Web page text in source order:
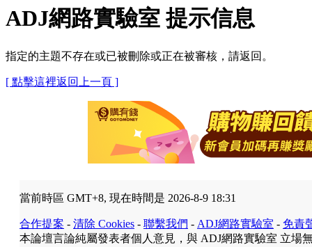
ADJ網路實驗室 提示信息
指定的主題不存在或已被刪除或正在被審核，請返回。
[ 點擊這裡返回上一頁 ]
當前時區 GMT+8, 現在時間是 2026-8-9 18:31
合作提案 - 清除 Cookies - 聯繫我們 - ADJ網路實驗室 - 免責
本論壇言論純屬發表者個人意見，與 ADJ網路實驗室 立場